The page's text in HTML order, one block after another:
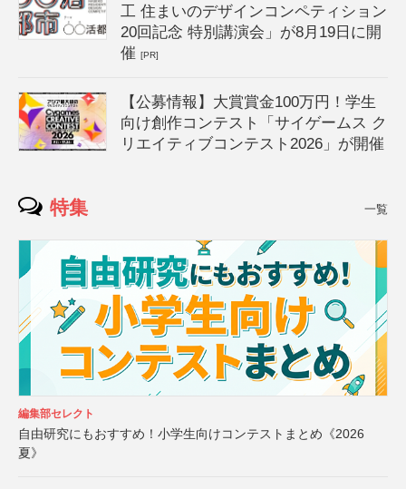
工 住まいのデザインコンペティション
20回記念 特別講演会」が8月19日に開
催[PR]
【公募情報】大賞賞金100万円！学生
向け創作コンテスト「サイゲームス ク
リエイティブコンテスト2026」が開催
特集 一覧
編集部セレクト
自由研究にもおすすめ！小学生向けコンテストまとめ《2026
夏》